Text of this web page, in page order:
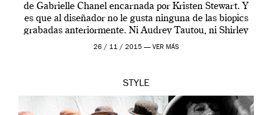
de Gabrielle Chanel encarnada por Kristen Stewart. Y
es que al diseñador no le gusta ninguna de las biopics
grabadas anteriormente. Ni Audrey Tautou, ni Shirley
McLaine ni ninguna otra. A él […]
26 / 11 / 2015 — VER MÁS
STYLE